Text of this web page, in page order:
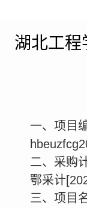
湖北工程
一、项目
二、采购
鄂采计
三、项目